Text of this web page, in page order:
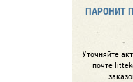
ПАРОНИТ
Уточняйте
почте